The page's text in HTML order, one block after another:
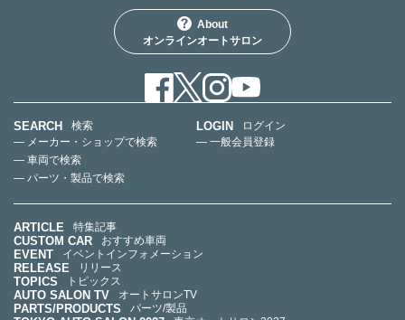
About
オンラインオートサロン
SEARCH
検索
— メーカー・ショップで検索
— 車両で検索
— パーツ・製品で検索
LOGIN
ログイン
— 一般会員登録
ARTICLE 特集記事
CUSTOM CAR おすすめ車両
EVENT イベントインフォメーション
RELEASE リリース
TOPICS トピックス
AUTO SALON TV オートサロンTV
PARTS/PRODUCTS パーツ/製品